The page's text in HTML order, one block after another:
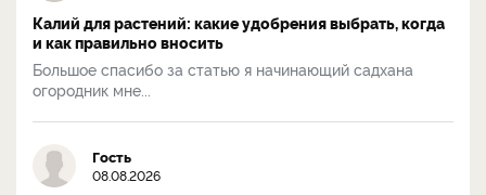
Калий для растений: какие удобрения выбрать, когда
и как правильно вносить
Большое спасибо за статью я начинающий садхана
огородник мне...
Гость
08.08.2026